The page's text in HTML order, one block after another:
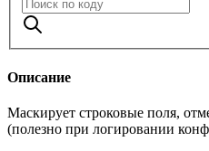
Описание
Маскирует строковые поля,
(полезно при логировании